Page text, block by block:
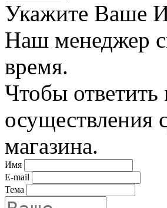
Укажите Ваше
Наш менеджер
время.
Чтобы
осуществления
магазина.
Имя
E-mail
Тема